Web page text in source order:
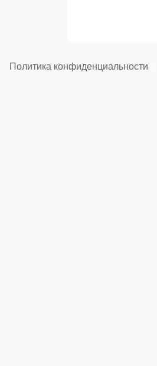
Политика конфиденциальности